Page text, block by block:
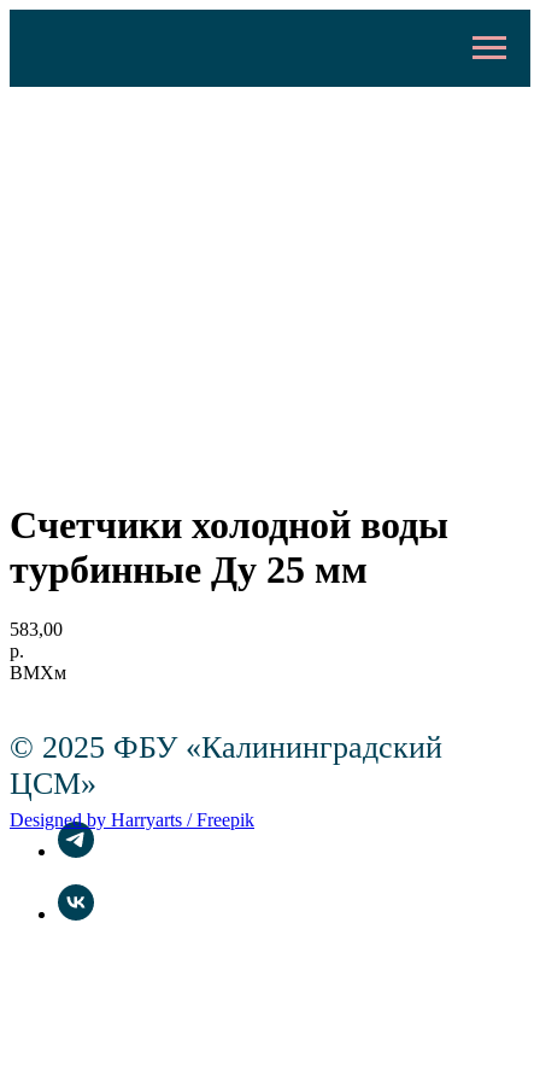
Счетчики холодной воды
турбинные Ду 25 мм
583,00
р.
ВМХм
© 2025 ФБУ «Калининградский
ЦСМ»
Designed by Harryarts / Freepik